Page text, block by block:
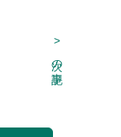
>
次の記事